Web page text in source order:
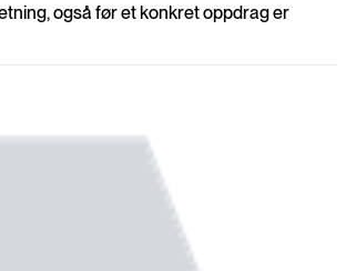
også før et konkret oppdrag er